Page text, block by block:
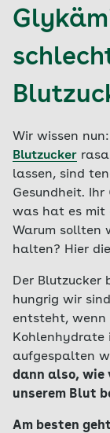
Wir wissen
Blutzucker
lassen, sind
Gesundheit.
was hat es mit
Warum sollten
halten? Hier
Der Blutzucker
hungrig wir
entsteht, wenn
Kohlenhydrate
aufgespalten
dann also, wie
unserem Blut
Am besten